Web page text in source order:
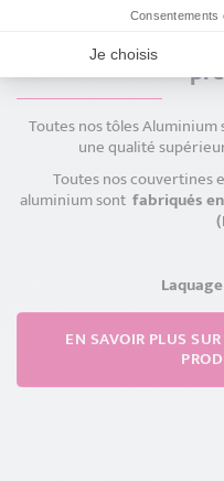
Qualité des
Toutes nos tôles
une qualité
Toutes nos couvertines
aluminium sont fabriqués
EN SAVOIR PLUS
Consentements
Je choisis